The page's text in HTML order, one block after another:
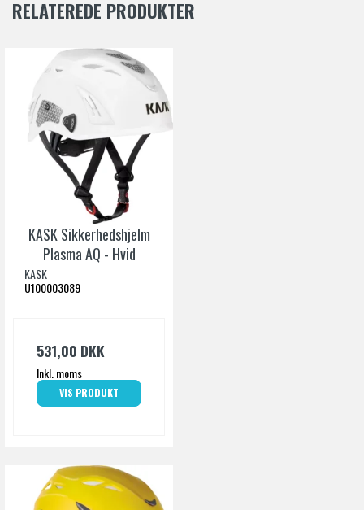
RELATEREDE PRODUKTER
KASK Sikkerhedshjelm
Plasma AQ - Hvid
KASK
U100003089
531,00 DKK
Inkl. moms
VIS PRODUKT